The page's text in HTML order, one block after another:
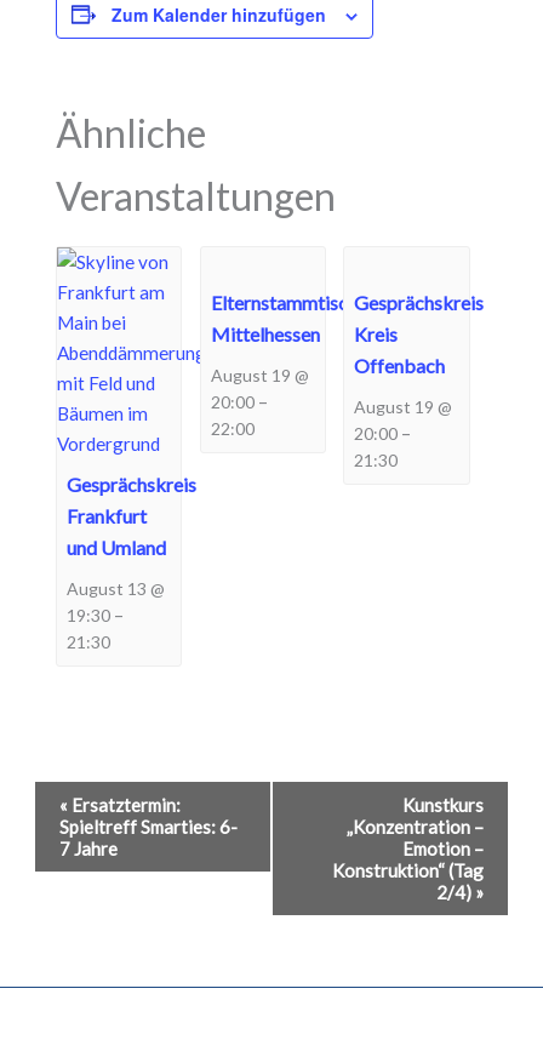
Zum Kalender hinzufügen
Ähnliche
Veranstaltungen
Gesprächskreis
Frankfurt
und Umland
August 13 @
19:30 –
21:30
Elternstammtisch
Mittelhessen
August 19 @
20:00–
22:00
Gesprächskreis
Kreis
Offenbach
August 19 @
20:00 –
21:30
Veranstaltung-
Navigation
« Ersatztermin:
Spieltreff Smarties: 6-
7 Jahre
Kunstkurs
„Konzentration –
Emotion –
Konstruktion“ (Tag
2/4) »